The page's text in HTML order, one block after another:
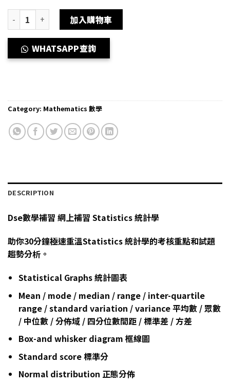
Dse 數學補習 網上補習 Statistics 統計學 (Intensive) quantity
加入購物車
WHATSAPP查詢
Category: Mathematics 數學
DESCRIPTION
Dse數學補習 網上補習 Statistics 統計學
助你30分鐘極速重溫Statistics 統計學的考核重點和試題
趨勢分析。
Statistical Graphs 統計圖表
Mean / mode / median / range / inter-quartile
range / standard variation / variance 平均數 / 眾數
/ 中位數 / 分佈域 / 四分位數間距 / 標準差 / 方差
Box-and whisker diagram 框線圖
Standard score 標準分
Normal distribution 正態分佈